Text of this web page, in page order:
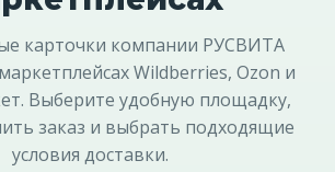
карточки компании РУСВИТА
Wildberries, Ozon и
Выберите удобную площадку,
заказ и выбрать подходящие
условия доставки.